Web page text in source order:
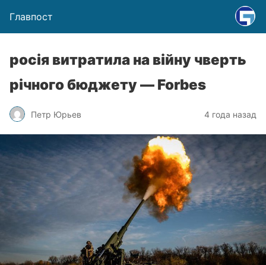
Главпост
росія витратила на війну чверть
річного бюджету — Forbes
Петр Юрьев 4 года назад